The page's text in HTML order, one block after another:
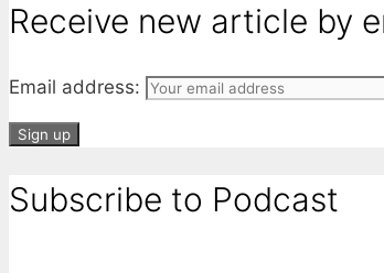
Receive new article by
Email address:
Subscribe to Podcast